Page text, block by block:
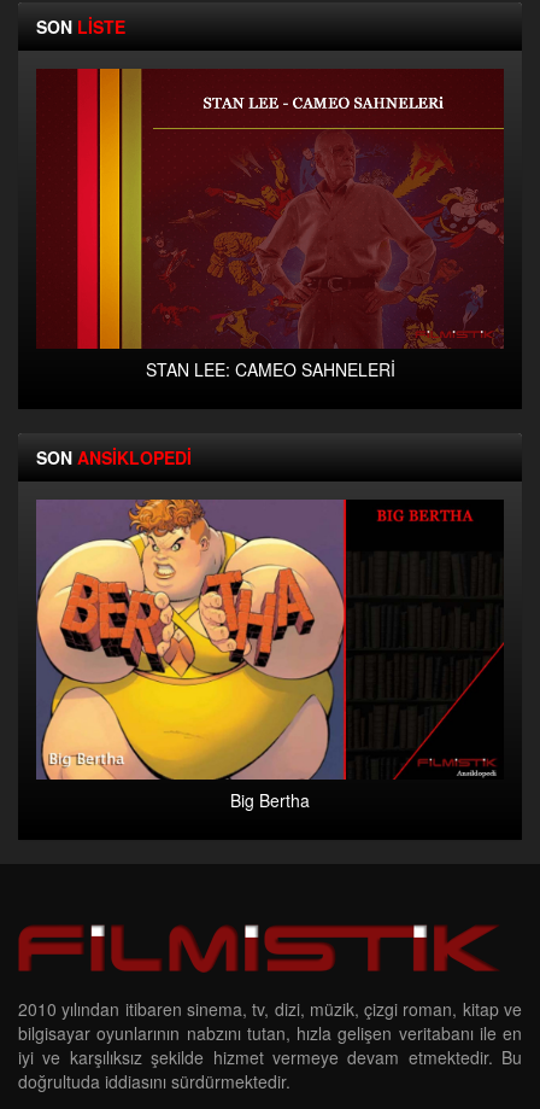
SON LİSTE
STAN LEE: CAMEO SAHNELERİ
SON ANSİKLOPEDİ
Big Bertha
2010 yılından itibaren sinema, tv, dizi, müzik, çizgi roman, kitap ve
bilgisayar oyunlarının nabzını tutan, hızla gelişen veritabanı ile en
iyi ve karşılıksız şekilde hizmet vermeye devam etmektedir. Bu
doğrultuda iddiasını sürdürmektedir.